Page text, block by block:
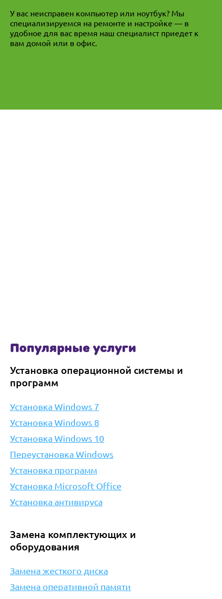
У вас неисправен компьютер или ноутбук? Мы
специализируемся на ремонте и настройке — в
удобное для вас время наш специалист приедет к
вам домой или в офис.
Популярные услуги
Установка операционной системы и
программ
Установка Windows 7
Установка Windows 8
Установка Windows 10
Переустановка Windows
Установка программ
Установка Microsoft Office
Установка антивируса
Замена комплектующих и
оборудования
Замена жесткого диска
Замена оперативной памяти